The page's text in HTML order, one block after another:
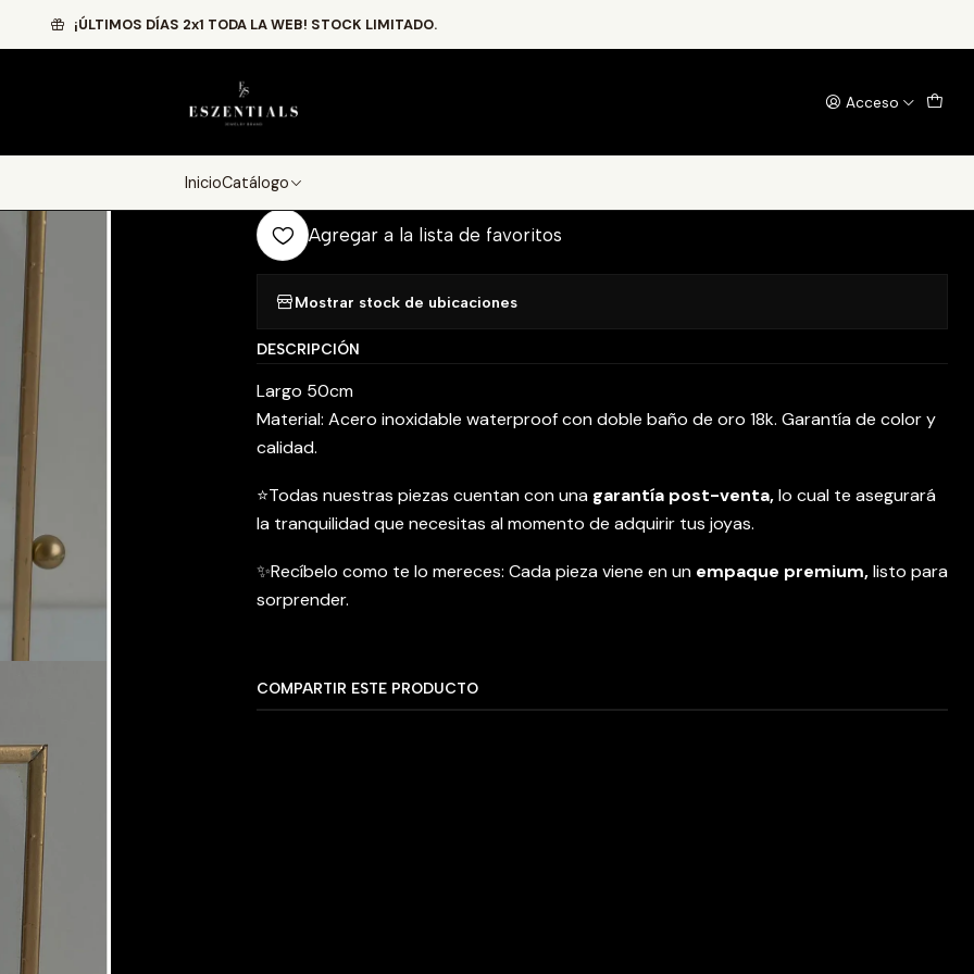
Acceso
InicioCatálogo
¡ÚLTIMOS DÍAS 2x1 TODA LA WEB! STOCK LIMITADO.
Inicio Catálogo Cadenas Meliá Chain
Meliá Chain
Cantidad
Agregar a la lista de favoritos
Mostrar stock de ubicaciones
DESCRIPCIÓN
Largo 50cm
Material: Acero inoxidable waterproof con doble baño de oro 18k. Garantía de color y
calidad.
⭐️Todas nuestras piezas cuentan con una garantía post-venta,lo cual te asegurará
la tranquilidad que necesitas al momento de adquirir tus joyas.
✨Recíbelo como te lo mereces: Cada pieza viene en un empaque premium,listo para
sorprender.
COMPARTIR ESTE PRODUCTO